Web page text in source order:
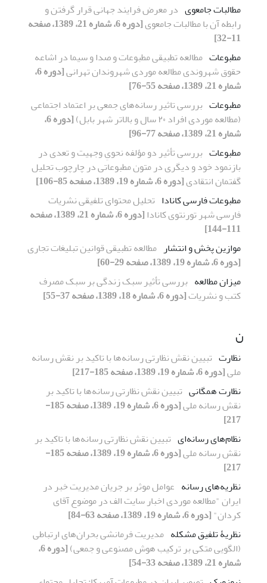
مطالبات جامعوی در معرض فرایند جهانی قرار گرفتن و
رابطه آن با مطالبات جامعوی
[دوره 6، شماره 21، 1389، صفحه
11-32]
مطبوعات مطالعه تطبیقی مطبوعات و صدا و سیما در اشاعه
حقوق شهروندی مطالعه موردی شهروندان تهرانی
[دوره 6،
شماره 21، 1389، صفحه 55-76]
مطبوعات بررسی تاثیر رسانه‌های جمعی بر اعتماد اجتماعی
(مطالعه موردی افراد ٢٠ سال و بالاتر شهر بابل)
[دوره 6،
شماره 21، 1389، صفحه 77-96]
مطبوعات بررسی تأثیر دو مؤلفه نحویِ وجهیت و تعدی در
بازنمود خود و دیگری در متون مطبوعاتی در چارچوب تحلیل
گفتمان انتقادی[دوره 6، شماره 19، 1389، صفحه 85-106]
مطبوعات فارسی کانادا تحلیل محتوای تلفیقی نشریات
فارسی شهر تورنتوی کانادا
[دوره 6، شماره 21، 1389، صفحه
111-144]
موازین پخش و انتشار مطالعه تطبیقی قوانین تبلیغات تجاری
[دوره 6، شماره 19، 1389، صفحه 29-60]
میزان مطالعه بررسی تأثیر سبک زندگی بر سبک مصرف
کتب و نشریات[دوره 6، شماره 18، 1389، صفحه 37-55]
ن
نظارت تبیین نقش نظارتی رسانه‌ها با تاکید بر نقش رسانه
ملی[دوره 6، شماره 19، 1389، صفحه 185-217]
نظارت همگانی تبیین نقش نظارتی رسانه‌ها با تاکید بر
نقش رسانه ملی
[دوره 6، شماره 19، 1389، صفحه 185-
217]
نظام‌های رسانه‌ای تبیین نقش نظارتی رسانه‌ها با تاکید بر
نقش رسانه ملی
[دوره 6، شماره 19، 1389، صفحه 185-
217]
نظریه‌های رسانه عوامل موثر بر جریان مدیریت خبر در
ایران "مطالعه موردی اخبار سایت الف در موضوع آقای
کردان"[دوره 6، شماره 19، 1389، صفحه 63-84]
نظریۀ تلفیق مشکله مدیریت فرمانشی بحران‌های ارتباطی
(الگویی متکی بر ترکیب هوش مصنوعی و جمعی)
[دوره 6،
شماره 21، 1389، صفحه 33-54]